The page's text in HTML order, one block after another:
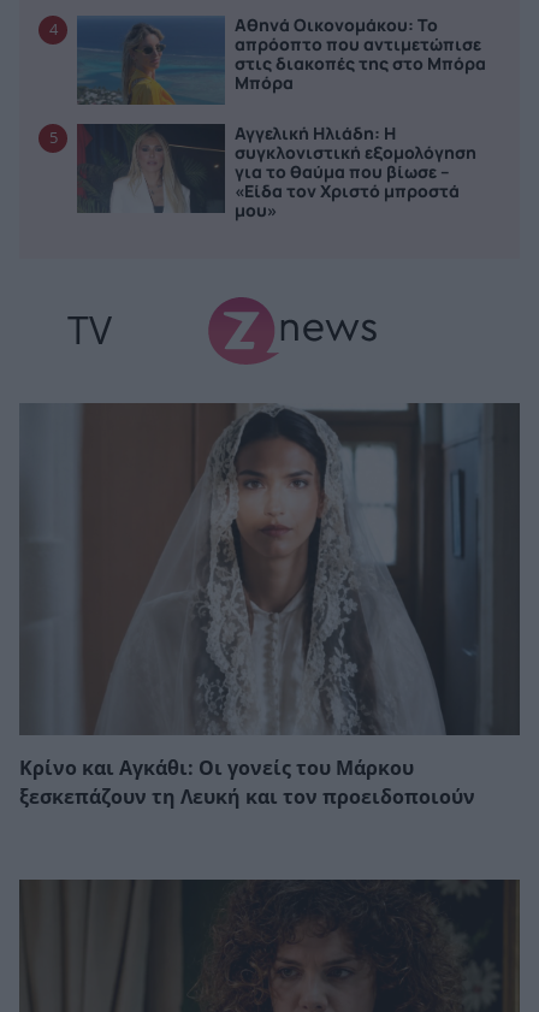
4
Αθηνά Οικονομάκου: Το
απρόοπτο που αντιμετώπισε
στις διακοπές της στο Μπόρα
Μπόρα
5
Αγγελική Ηλιάδη: Η
συγκλονιστική εξομολόγηση
για το θαύμα που βίωσε –
«Είδα τον Χριστό μπροστά
μου»
TV
Κρίνο και Αγκάθι: Οι γονείς του Μάρκου
ξεσκεπάζουν τη Λευκή και τον προειδοποιούν